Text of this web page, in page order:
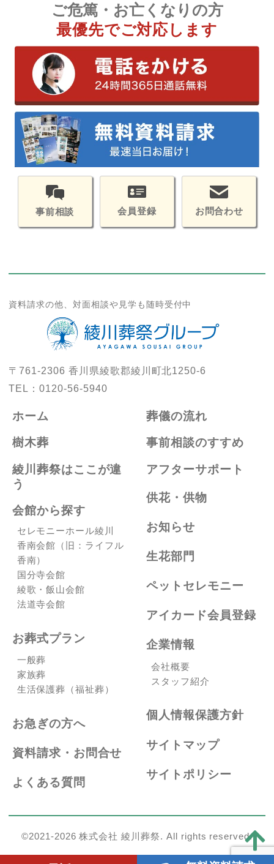
ご危篤・お亡くなりの方
最優先でご対応します
事前相談 会員登録 お問合わせ
資料請求の他、対面相談や見学も随時受付中
〒761-2306 香川県綾歌郡綾川町北1250-6
TEL：0120-56-5940
ホーム
樹木葬
綾川葬祭はここが違
う
会館から探す
セレモニーホール綾川
香南会館（旧：ライフル
香南）
国分寺会館
綾歌・飯山会館
法道寺会館
お葬式プラン
一般葬
家族葬
生活保護葬（福祉葬）
お急ぎの方へ
資料請求・お問合せ
よくある質問
葬儀の流れ
事前相談のすすめ
アフターサポート
供花・供物
お知らせ
生花部門
ペットセレモニー
アイカード会員登録
企業情報
会社概要
スタッフ紹介
個人情報保護方針
サイトマップ
サイトポリシー
©2021-2026 株式会社 綾川葬祭. All rights reserved.